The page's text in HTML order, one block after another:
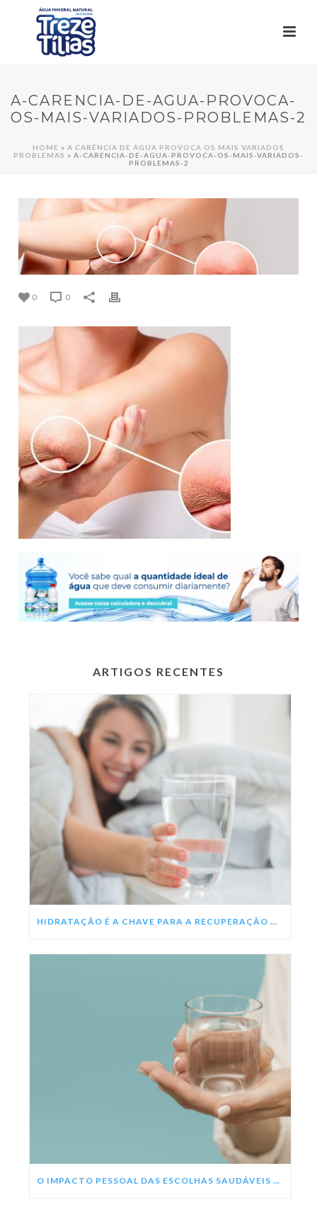
A-CARENCIA-DE-AGUA-PROVOCA-
OS-MAIS-VARIADOS-PROBLEMAS-2
HOME » A CARÊNCIA DE ÁGUA PROVOCA OS MAIS VARIADOS
PROBLEMAS » A-CARENCIA-DE-AGUA-PROVOCA-OS-MAIS-VARIADOS-
PROBLEMAS-2
0 0
ARTIGOS RECENTES
HIDRATAÇÃO É A CHAVE PARA A RECUPERAÇÃO DA DENGUE
O IMPACTO PESSOAL DAS ESCOLHAS SAUDÁVEIS NESSE ANO